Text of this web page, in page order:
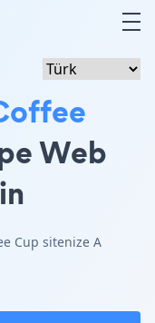
Web
Cup sitenize A